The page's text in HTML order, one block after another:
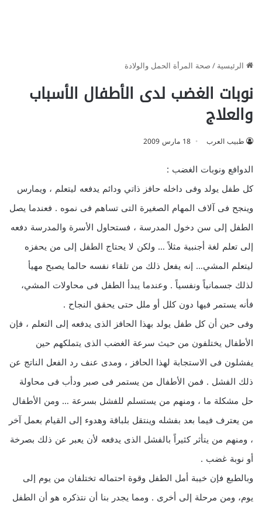
الرئيسية/صحة المرأة الحمل والولادة
نوبات الغضب لدى الأطفال الأسباب
والعلاج
طبيب العرب 18 مارس 2009
الدوافع ونوبات الغضب :
كل طفل يولد وفى داخله حافز ذاتي ودائم يدفعه ليتعلم ، ويمارس
وينجح فى آلاف المهام الصغيرة التى تساهم فى نموه . فعندما يصل
الطفل إلى سن دخول المدرسة ، فستحاول الأسرة والمدرسة دفعه
إلى تعلم لغة أجنبية مثلاً … ولكن لا يحتاج الطفل إلى من يحفزه
ليتعلم المشي… إنه يفعل ذلك من تلقاء نفسه حالما يصبح مهيأ
لذلك جسمانياً ونفسياً . وعندما يبدأ الطفل فى محاولات المشي،
فأنه يستمر فيها دون كلل أو ملل حتى يحقق النجاح .
وفى حين أن كل طفل يولد بهذا الحافز الذى يدفعه إلى التعلم ، فإن
الأطفال يختلفون من حيث سرعة الغضب الذى يتملكهم حين
يفشلون فى الاستجابة لهذا الحافز ، ومدى عنف رد الفعل الناتج عن
ذلك الفشل . فمن الأطفال من يستمر فى صبر ودأب فى محاولة
حل مشكلة ما ، ومنهم من يستسلم للفشل بسرعة … ومن الأطفال
من يعترف فيما بعد بفشله وينتقل بلباقة وهدوء إلى القيام بعمل آخر
، ومنهم من يتأثر كثيراً بالفشل الذى يدفعه لأن يعبر عن ذلك بصرخة
أو نوبة غضب .
وبالطبع فإن خيبة أمل الطفل وقوة احتماله تختلفان من يوم إلى
يوم، ومن مرحلة إلى أخرى . ومما يجدر بنا أن نتذكره هو أن الطفل